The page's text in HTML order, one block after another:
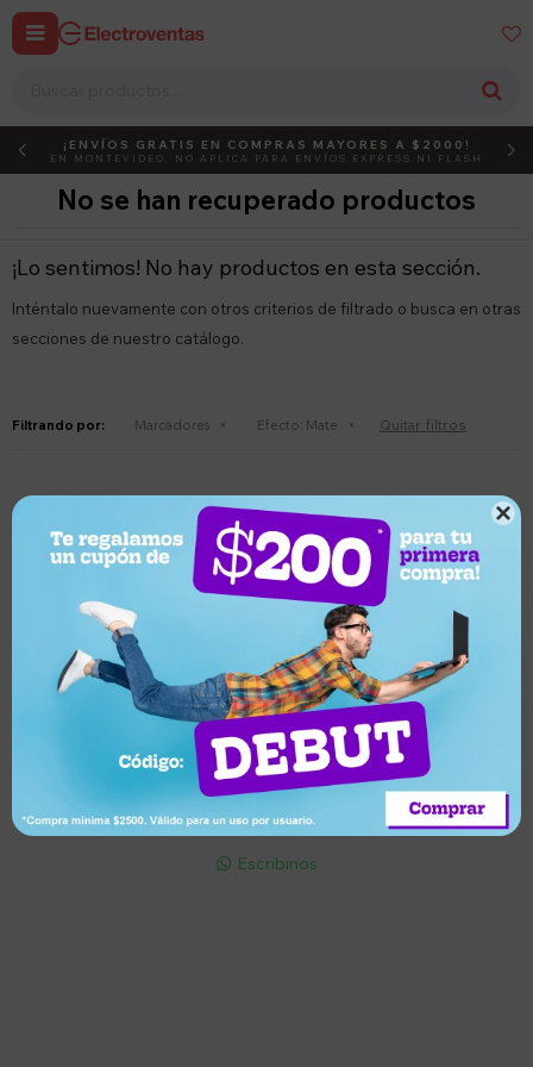

 
DEBUT ACTIVÁ EL CÓDIGO
¡ENVÍOS GRATIS EN COMPRAS MAYORES A $2000!
EN MONTEVIDEO, NO APLICA PARA ENVÍOS EXPRESS NI FLASH
No se han recuperado productos
¡Lo sentimos! No hay productos en esta sección.
Inténtalo nuevamente con otros criterios de filtrado o busca en otras
secciones de nuestro catálogo.
Filtrando por: Marcadores Efecto: Mate Quitar filtros
Suscríbete a nuestro newsletter
Recibí ofertas, novedades y más
 Soriano 932 Esq. Convención
Lunes a Viernes 9:30 a 19:00 / Sábados 9:30 a 14:00
 095 772 214 (Whatsapp - Solo Mensajes)
 Escribinos